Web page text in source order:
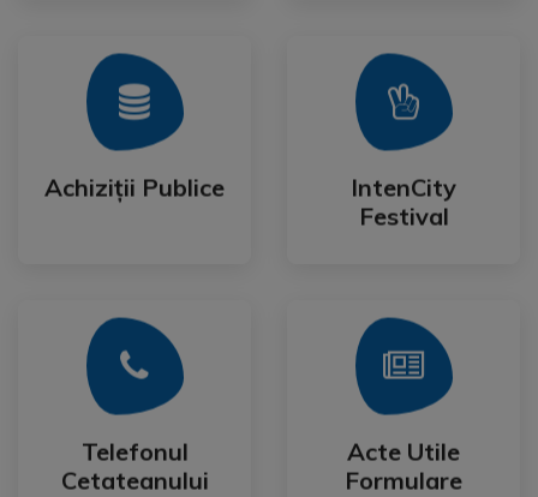
Achiziții Publice
Achiziții Publice
Mai Mult
IntenCity
Festival
IntenCity
Festival
Mai Mult
Telefonul
Cetateanului
Telefonul
Cetateanului
Mai Mult
Acte Utile
Formulare
Acte Utile
Formulare
Mai Mult